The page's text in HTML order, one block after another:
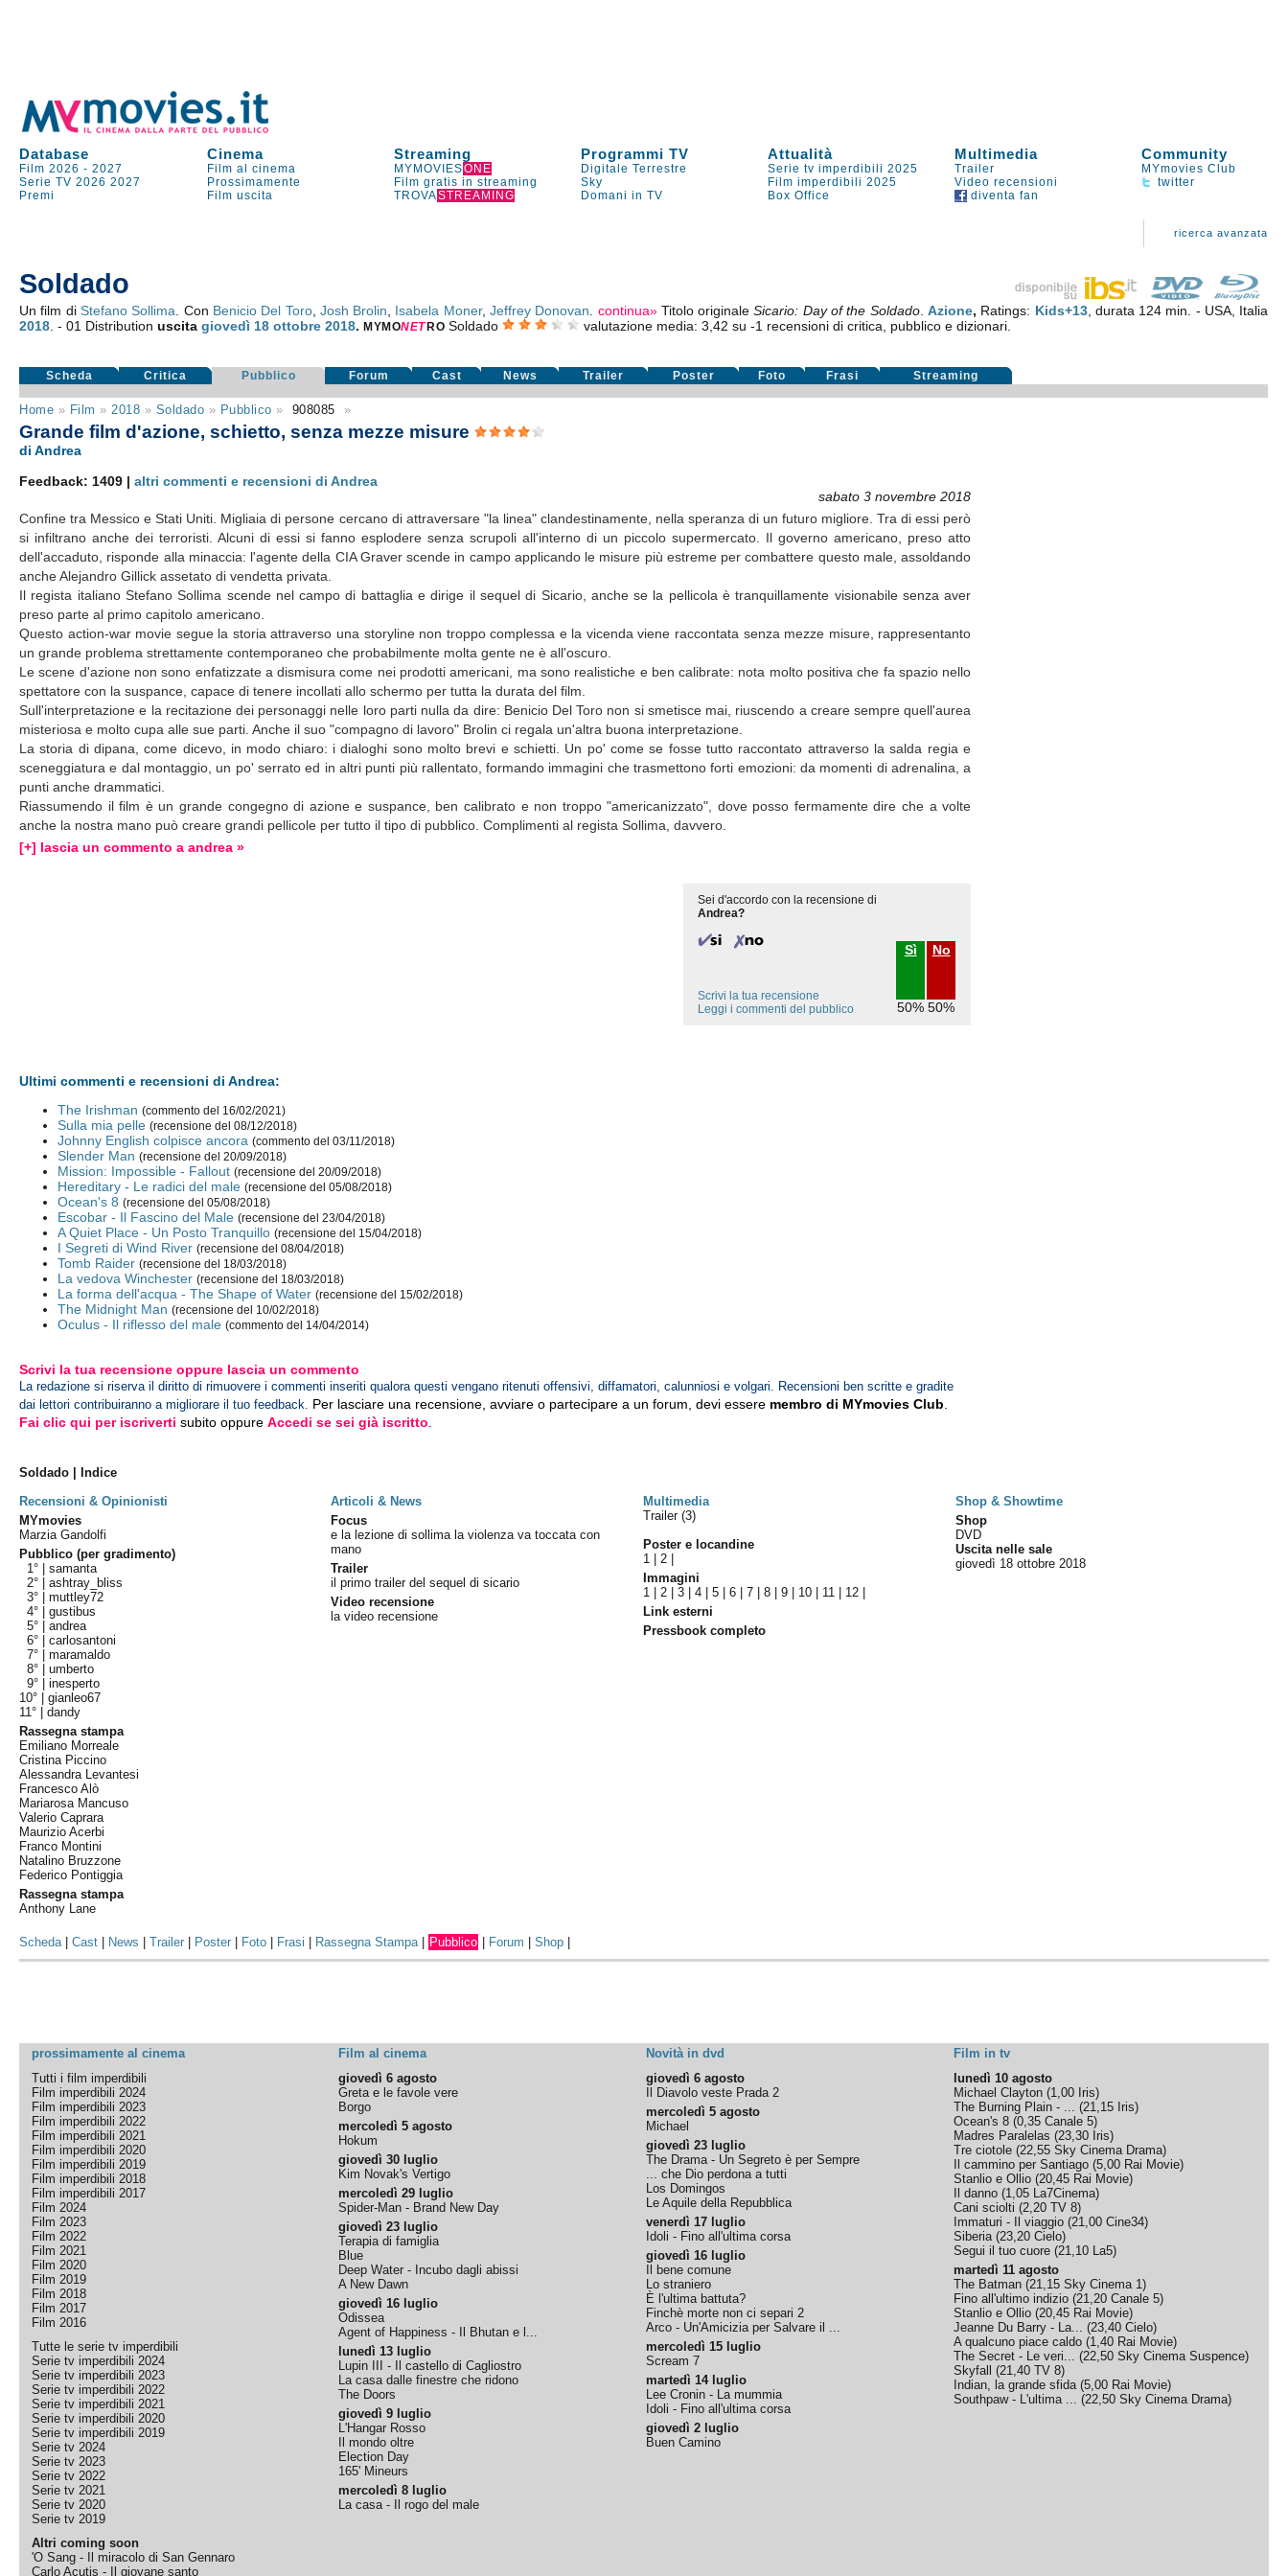
Database Cinema Streaming Programmi TV Attualità Multimedia Community
Film 2026 -2027 Film al cinema MYMOVIESONE Digitale Terrestre Serie tv imperdibili 2025 Trailer
MYmovies Club
Serie TV 2026 2027 Prossimamente Film gratis in streaming Sky Film imperdibili 2025 Video recensioni
twitter
Premi
Film uscita TROVASTREAMING Domani in TV Box Office diventa fan
ricerca avanzata
Soldado
Un film diStefano Sollima . Con Benicio Del Toro, Josh Brolin Isabela Moner, Jeffrey Donovan continua» Titolo originaleSicario: Day of the Soldado. Azione, Ratings: Kids+13, durata 124 min. - USA, Italia
2018 . - 01 Distributionuscitagiovedì 18 ottobre 2018.MYMONET RO Soldado valutazione media: 3,42 su -1 recensioni di critica, pubblico e dizionari.
Scheda Critica Pubblico Forum Cast News Trailer Poster Foto Frasi Streaming
Home » Film » 2018 » Soldado » Pubblico » 908085 »
Grande film d'azione, schietto, senza mezze misure
di Andrea
Feedback: 1409 |altri commenti e recensioni di Andrea
sabato 3 novembre 2018
Confine tra Messico e Stati Uniti. Migliaia di persone cercano di attraversare "la linea" clandestinamente, nella speranza di un futuro migliore. Tra di essi però
si infiltrano anche dei terroristi. Alcuni di essi si fanno esplodere senza scrupoli all'interno di un piccolo supermercato. Il governo americano, preso atto
dell'accaduto, risponde alla minaccia: l'agente della CIA Graver scende in campo applicando le misure più estreme per combattere questo male, assoldando
anche Alejandro Gillick assetato di vendetta privata.
Il regista italiano Stefano Sollima scende nel campo di battaglia e dirige il sequel di Sicario, anche se la pellicola è tranquillamente visionabile senza aver
preso parte al primo capitolo americano.
Questo action-war movie segue la storia attraverso una storyline non troppo complessa e la vicenda viene raccontata senza mezze misure, rappresentanto
un grande problema strettamente contemporaneo che probabilmente molta gente ne è all'oscuro.
Le scene d'azione non sono enfatizzate a dismisura come nei prodotti americani, ma sono realistiche e ben calibrate: nota molto positiva che fa spazio nello
spettatore con la suspance, capace di tenere incollati allo schermo per tutta la durata del film.
Sull'interpretazione e la recitazione dei personaggi nelle loro parti nulla da dire: Benicio Del Toro non si smetisce mai, riuscendo a creare sempre quell'aurea
misteriosa e molto cupa alle sue parti. Anche il suo "compagno di lavoro" Brolin ci regala un'altra buona interpretazione.
La storia di dipana, come dicevo, in modo chiaro: i dialoghi sono molto brevi e schietti. Un po' come se fosse tutto raccontato attraverso la salda regia e
sceneggiatura e dal montaggio, un po' serrato ed in altri punti più rallentato, formando immagini che trasmettono forti emozioni: da momenti di adrenalina, a
punti anche drammatici.
Riassumendo il film è un grande congegno di azione e suspance, ben calibrato e non troppo "americanizzato", dove posso fermamente dire che a volte
anche la nostra mano può creare grandi pellicole per tutto il tipo di pubblico. Complimenti al regista Sollima, davvero.
[+] lascia un commento a andrea »
Sei d'accordo con la recensione di
Andrea?
Sì
50%
No
50%
Scrivi la tua recensione
Leggi i commenti del pubblico
Ultimi commenti e recensioni di Andrea:
The Irishman (commento del 16/02/2021)
Sulla mia pelle (recensione del 08/12/2018)
Johnny English colpisce ancora (commento del 03/11/2018)
Slender Man (recensione del 20/09/2018)
Mission: Impossible - Fallout (recensione del 20/09/2018)
Hereditary - Le radici del male (recensione del 05/08/2018)
Ocean's 8 (recensione del 05/08/2018)
Escobar - Il Fascino del Male (recensione del 23/04/2018)
A Quiet Place - Un Posto Tranquillo (recensione del 15/04/2018)
I Segreti di Wind River (recensione del 08/04/2018)
Tomb Raider (recensione del 18/03/2018)
La vedova Winchester (recensione del 18/03/2018)
La forma dell'acqua - The Shape of Water (recensione del 15/02/2018)
The Midnight Man (recensione del 10/02/2018)
Oculus - Il riflesso del male (commento del 14/04/2014)
Scrivi la tua recensione oppure lascia un commento
La redazione si riserva il diritto di rimuovere i commenti inseriti qualora questi vengano ritenuti offensivi, diffamatori, calunniosi e volgari. Recensioni ben scritte e gradite
dai lettori contribuiranno a migliorare il tuo feedback. Per lasciare una recensione, avviare o partecipare a un forum, devi essere membro di MYmovies Club
Fai clic qui per iscriverti subito oppureAccedi se sei già iscritto
Soldado | Indice
Recensioni & Opinionisti
Articoli & News Multimedia
Shop & Showtime
MYmovies
Marzia Gandolfi
Pubblico (per gradimento)
1° |samanta
2° |ashtray_bliss
3° |muttley72
4° |gustibus
5° |andrea
6° |carlosantoni
7° |maramaldo
8° |umberto
9° |inesperto
10° |gianleo67
11° |dandy
Rassegna stampa
Emiliano Morreale
Cristina Piccino
Alessandra Levantesi
Francesco Alò
Mariarosa Mancuso
Valerio Caprara
Maurizio Acerbi
Franco Montini
Natalino Bruzzone
Federico Pontiggia
Rassegna stampa
Anthony Lane
Focus
e la lezione di sollima la violenza va toccata con
mano
Trailer
il primo trailer del sequel di sicario
Video recensione
la video recensione
Trailer (3)
Poster e locandine
1 |2
Immagini
1 |2 |3 |4 |5 |6 |7 |8 |9 10 11 12
Link esterni
Pressbook completo
Shop
DVD
Uscita nelle sale
giovedì 18 ottobre 2018
Scheda|Cast News |Trailer Poster Foto Frasi Rassegna Stampa| Pubblico Forum |Shop
prossimamente al cinema Film al cinema Novità in dvd
Film in tv
Tutti i film imperdibili
Film imperdibili 2024
Film imperdibili 2023
Film imperdibili 2022
Film imperdibili 2021
Film imperdibili 2020
Film imperdibili 2019
Film imperdibili 2018
Film imperdibili 2017
Film 2024
Film 2023
Film 2022
Film 2021
Film 2020
Film 2019
Film 2018
Film 2017
Film 2016
Tutte le serie tv imperdibili
Serie tv imperdibili 2024
Serie tv imperdibili 2023
Serie tv imperdibili 2022
Serie tv imperdibili 2021
Serie tv imperdibili 2020
Serie tv imperdibili 2019
Serie tv 2024
Serie tv 2023
Serie tv 2022
Serie tv 2021
Serie tv 2020
Serie tv 2019
Altri coming soon
'O Sang - Il miracolo di San Gennaro
Carlo Acutis - Il giovane santo
giovedì 6 agosto
Greta e le favole vere
Borgo
mercoledì 5 agosto
Hokum
giovedì 30 luglio
Kim Novak's Vertigo
mercoledì 29 luglio
Spider-Man - Brand New Day
giovedì 23 luglio
Terapia di famiglia
Blue
Deep Water - Incubo dagli abissi
A New Dawn
giovedì 16 luglio
Odissea
Agent of Happiness - Il Bhutan e l...
lunedì 13 luglio
Lupin III - Il castello di Cagliostro
La casa dalle finestre che ridono
The Doors
giovedì 9 luglio
L'Hangar Rosso
Il mondo oltre
Election Day
165' Mineurs
mercoledì 8 luglio
La casa - Il rogo del male
giovedì 6 agosto
Il Diavolo veste Prada 2
mercoledì 5 agosto
Michael
giovedì 23 luglio
The Drama - Un Segreto è per Sempre
... che Dio perdona a tutti
Los Domingos
Le Aquile della Repubblica
venerdì 17 luglio
Idoli - Fino all'ultima corsa
giovedì 16 luglio
Il bene comune
Lo straniero
È l'ultima battuta?
Finchè morte non ci separi 2
Arco - Un'Amicizia per Salvare il ...
mercoledì 15 luglio
Scream 7
martedì 14 luglio
Lee Cronin - La mummia
Idoli - Fino all'ultima corsa
giovedì 2 luglio
Buen Camino
lunedì 10 agosto
Michael Clayton (1,00 Iris)
The Burning Plain - ... (21,15 Iris)
Ocean's 8 (0,35 Canale 5)
Madres Paralelas (23,30 Iris)
Tre ciotole (22,55 Sky Cinema Drama)
Il cammino per Santiago (5,00 Rai Movie)
Stanlio e Ollio (20,45 Rai Movie)
Il danno (1,05 La7Cinema)
Cani sciolti (2,20 TV 8)
Immaturi - Il viaggio (21,00 Cine34)
Siberia(23,20 Cielo)
Segui il tuo cuore (21,10 La5)
martedì 11 agosto
The Batman (21,15 Sky Cinema 1)
Fino all'ultimo indizio (21,20 Canale 5)
Stanlio e Ollio (20,45 Rai Movie)
Jeanne Du Barry - La... (23,40 Cielo)
A qualcuno piace caldo (1,40 Rai Movie)
The Secret - Le veri... (22,50 Sky Cinema Suspence)
Skyfall (21,40 TV 8)
Indian, la grande sfida(5,00 Rai Movie)
Southpaw - L'ultima ... (22,50 Sky Cinema Drama)